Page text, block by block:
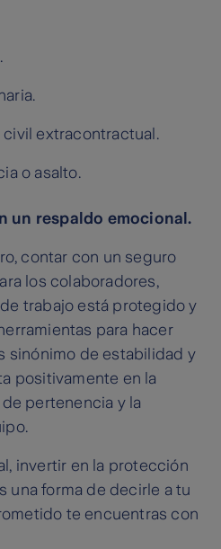
extracontractual.
o asalto.
un respaldo emocional.
contar con un seguro
los colaboradores,
trabajo está protegido y
para hacer
sinónimo de estabilidad y
positivamente en la
pertenencia y la
invertir en la protección
una forma de decirle a tu
te encuentras con